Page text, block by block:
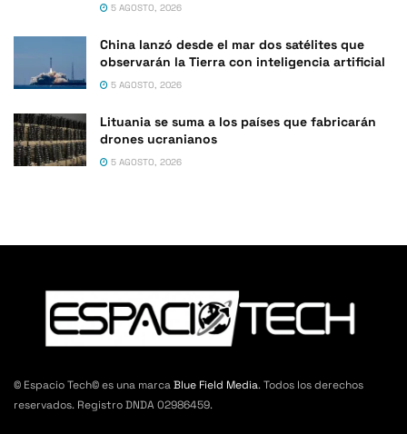
5 AGOSTO, 2026
China lanzó desde el mar dos satélites que
observarán la Tierra con inteligencia artificial
5 AGOSTO, 2026
Lituania se suma a los países que fabricarán
drones ucranianos
5 AGOSTO, 2026
© Espacio Tech© es una marcaBlue Field Media. Todos los derechos
reservados. Registro DNDA 02986459.